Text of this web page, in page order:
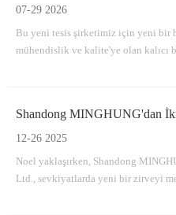
07-29 2026
Bu yeni tesis şirketimiz için yeni bir
mühendislik ve kalite'ye olan kalıcı
12-26 2025
Noel yaklaşırken, Shandong
Ltd., sevkiyatlarda yeni bir zirveyi